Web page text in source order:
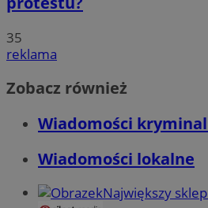
35
reklama
Zobacz również
Wiadomości
Wiadomości lokalne
Największy